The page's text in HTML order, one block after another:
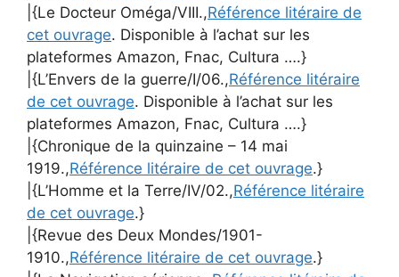
|{Le Docteur Oméga/VIII.,Référence litéraire de
cet ouvrage. Disponible à l’achat sur les
plateformes Amazon, Fnac, Cultura ….}
|{L’Envers de la guerre/I/06.,Référence litéraire
de cet ouvrage. Disponible à l’achat sur les
plateformes Amazon, Fnac, Cultura ….}
|{Chronique de la quinzaine – 14 mai
1919.,Référence litéraire de cet ouvrage.}
|{L’Homme et la Terre/IV/02.,Référence litéraire
de cet ouvrage.}
|{Revue des Deux Mondes/1901-
1910.,Référence litéraire de cet ouvrage.}